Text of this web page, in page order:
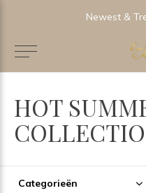
Newest &
HOT
Categorieën